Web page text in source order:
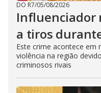
DO R7/05/08/2026
Influenciador
a tiros
Este crime acontece em
violência na região
criminosos rivais